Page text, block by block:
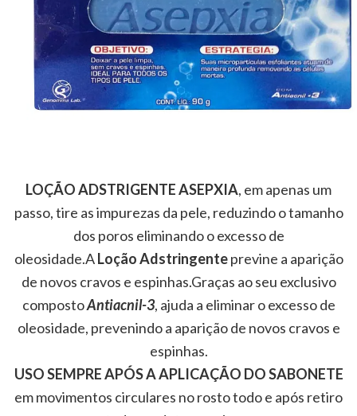
LOÇÃO ADSTRIGENTE ASEPXIA, em apenas um
passo, tire as impurezas da pele, reduzindo o tamanho
dos poros eliminando o excesso de
oleosidade.ALoção Adstringenteprevine a aparição
de novos cravos e espinhas.Graças ao seu exclusivo
compostoAntiacnil-3, ajuda a eliminar o excesso de
oleosidade, prevenindo a aparição de novos cravos e
espinhas.
USO SEMPRE APÓS A APLICAÇÃO DO SABONETE
em movimentos circulares no rosto todo e após retiro